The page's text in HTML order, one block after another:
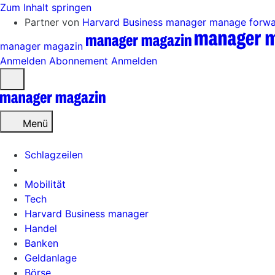
Zum Inhalt springen
Partner von Harvard Business manager manage
manager magazin
Anmelden Abonnement Anmelden
öffnen
Menü
Schlagzeilen
Mobilität
Tech
Harvard Business manager
Handel
Banken
Geldanlage
Börse